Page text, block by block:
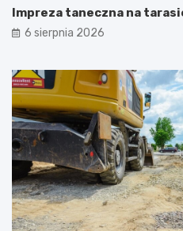
Impreza taneczna na
6 sierpnia 2026